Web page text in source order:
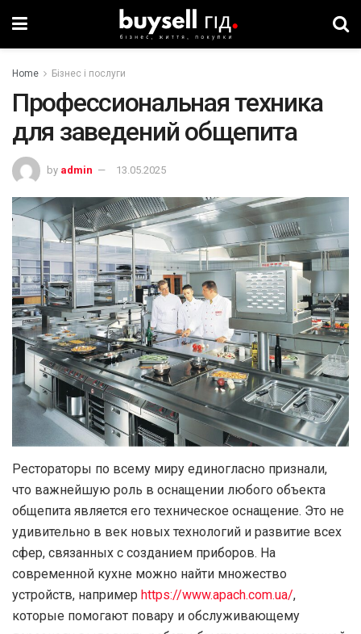
Home Бізнес і послуги
Профессиональная техника
для заведений общепита
by admin 13.05.2025
Рестораторы по всему миру единогласно признали,
что важнейшую роль в оснащении любого объекта
общепита является его техническое оснащение. Это не
удивительно в век новых технологий и развитие всех
сфер, связанных с созданием приборов. На
современной кухне можно найти множество
устройств, например https://www.apach.com.ua/,
которые помогают повару и обслуживающему